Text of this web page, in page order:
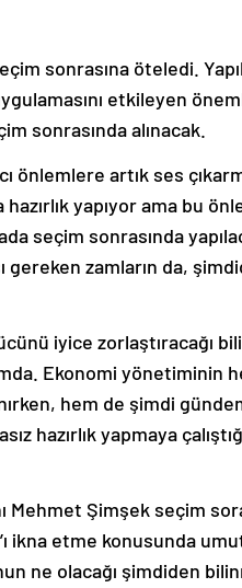
sonrasına öteledi.
etkileyen
sonrasında alınacak.
önlemlere artık ses
yapıyor ama bu
seçim sonrasında
zamların da,
iyice zorlaştıracağı
Ekonomi yönetiminin
hem de şimdi
hazırlık yapmaya
Mehmet Şimşek seçim
ikna etme konusunda
ne olacağı şimdiden